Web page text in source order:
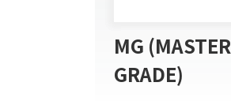
MG (MASTER
GRADE)